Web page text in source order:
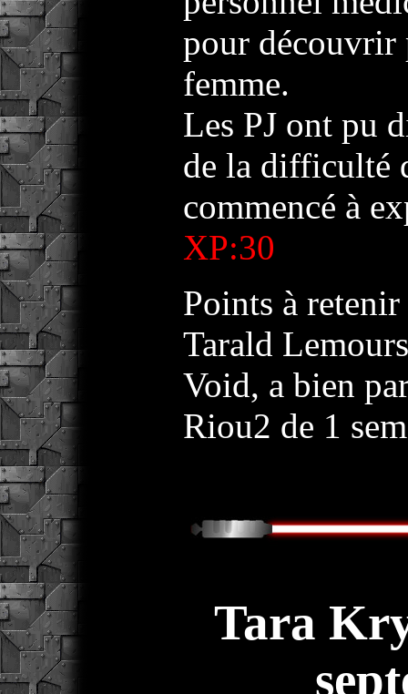
pour découvrir
femme.
Les PJ ont pu
de la difficulté
commencé à
XP:30
Points à
Tarald
Void, a bien
Riou2 de 1
Tara